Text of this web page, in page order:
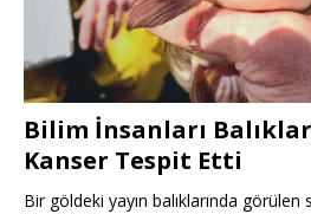
Bilim İnsanları
Kanser Tespit Etti
Bir göldeki yayın balıklarında görülen